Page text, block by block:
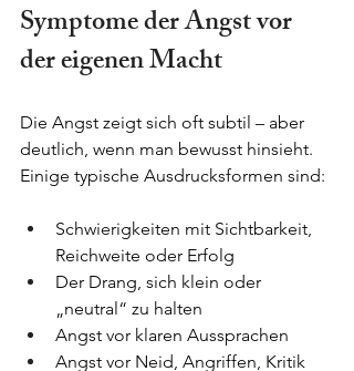
Symptome der Angst vor
der eigenen Macht
Die Angst zeigt sich oft subtil – aber
deutlich, wenn man bewusst hinsieht.
Einige typische Ausdrucksformen sind:
Schwierigkeiten mit Sichtbarkeit,
Reichweite oder Erfolg
Der Drang, sich klein oder
„neutral“ zu halten
Angst vor klaren Aussprachen
Angst vor Neid, Angriffen, Kritik